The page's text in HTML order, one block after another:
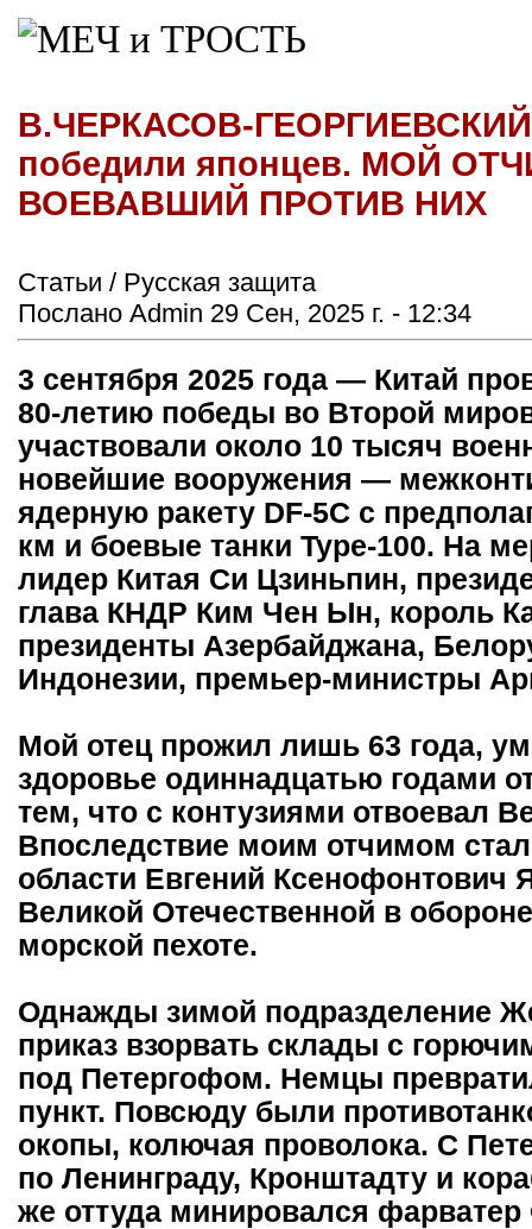
В.ЧЕРКАСОВ-ГЕОРГИЕВСКИЙ
победили японцев. МОЙ
ВОЕВАВШИЙ ПРОТИВ НИХ
Статьи / Русская защита
Послано Admin 29 Сен, 2025 г. - 12:34
3 сентября 2025 года — Китай
80-летию победы во Второй
участвовали около 10 тысяч
новейшие вооружения —
ядерную ракету DF-5C с
км и боевые танки Type-100. На
лидер Китая Си Цзиньпин,
глава КНДР Ким Чен Ын, король
президенты Азербайджана,
Индонезии, премьер-министры
Мой отец прожил лишь 63 года,
здоровье одиннадцатью годами
тем, что с контузиями отвоевал
Впоследствие моим отчимом
области Евгений
Великой Отечественной в
морской пехоте.
Однажды зимой подразделение
приказ взорвать склады с
под Петергофом. Немцы
пункт. Повсюду были
окопы, колючая проволока. С
по Ленинграду, Кронштадту и
же оттуда минировался фарватер